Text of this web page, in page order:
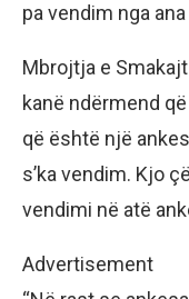
pa vendim nga
Mbrojtja e
kanë ndërmend
që është një
s’ka vendim. Kjo
vendimi në atë
Advertisement